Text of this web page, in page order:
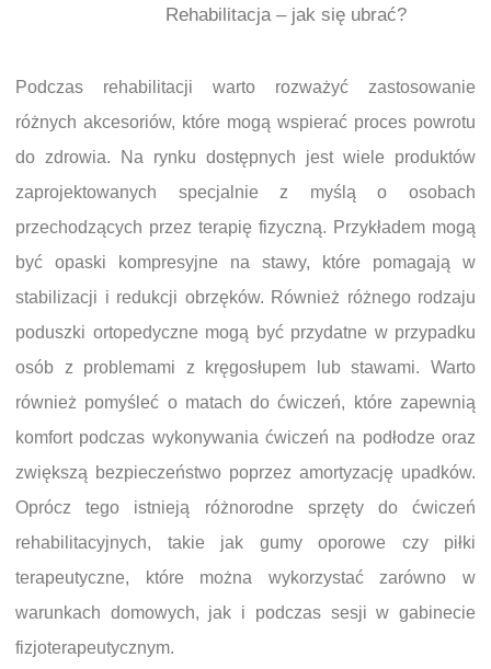
Rehabilitacja – jak się ubrać?
Podczas rehabilitacji warto rozważyć zastosowanie
różnych akcesoriów, które mogą wspierać proces powrotu
do zdrowia. Na rynku dostępnych jest wiele produktów
zaprojektowanych specjalnie z myślą o osobach
przechodzących przez terapię fizyczną. Przykładem mogą
być opaski kompresyjne na stawy, które pomagają w
stabilizacji i redukcji obrzęków. Również różnego rodzaju
poduszki ortopedyczne mogą być przydatne w przypadku
osób z problemami z kręgosłupem lub stawami. Warto
również pomyśleć o matach do ćwiczeń, które zapewnią
komfort podczas wykonywania ćwiczeń na podłodze oraz
zwiększą bezpieczeństwo poprzez amortyzację upadków.
Oprócz tego istnieją różnorodne sprzęty do ćwiczeń
rehabilitacyjnych, takie jak gumy oporowe czy piłki
terapeutyczne, które można wykorzystać zarówno w
warunkach domowych, jak i podczas sesji w gabinecie
fizjoterapeutycznym.